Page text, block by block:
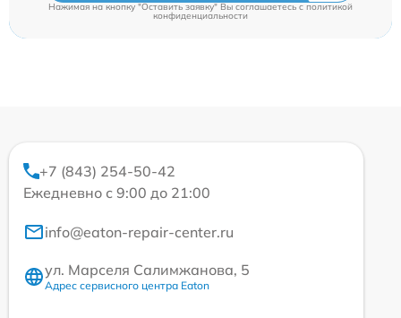
Нажимая на кнопку "Оставить заявку" Вы соглашаетесь cполитикой
конфиденциальности
+7 (843) 254-50-42
Ежедневно с 9:00 до 21:00
info@eaton-repair-center.ru
ул. Марселя Салимжанова, 5
Адрес сервисного центра Eaton